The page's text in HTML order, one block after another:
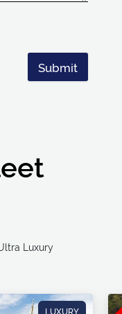
Submit
Ultra Luxury
LUXURY